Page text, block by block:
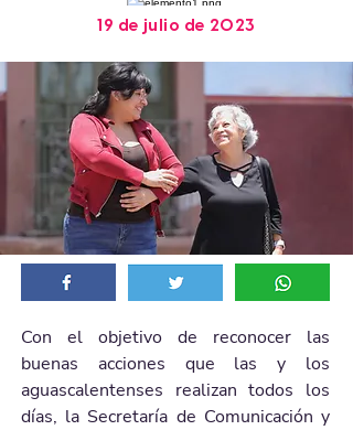
19 de julio de 2023
Con el objetivo de reconocer las
buenas acciones que las y los
aguascalentenses realizan todos los
días, la Secretaría de Comunicación y